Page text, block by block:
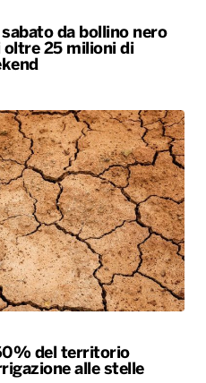
da bollino nero
25 milioni di
del territorio
alle stelle